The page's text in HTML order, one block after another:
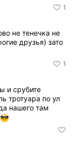
1
не тенечка не
друзья) зато
1
и срубите
тротуара по ул
нашего там